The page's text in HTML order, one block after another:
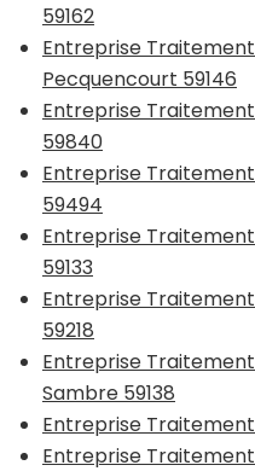
59162
Entreprise Traitement
Pecquencourt 59146
Entreprise
59840
Entreprise
59494
Entreprise
59133
Entreprise
59218
Entreprise
Sambre 59138
Entreprise Traitement
Entreprise Traitement